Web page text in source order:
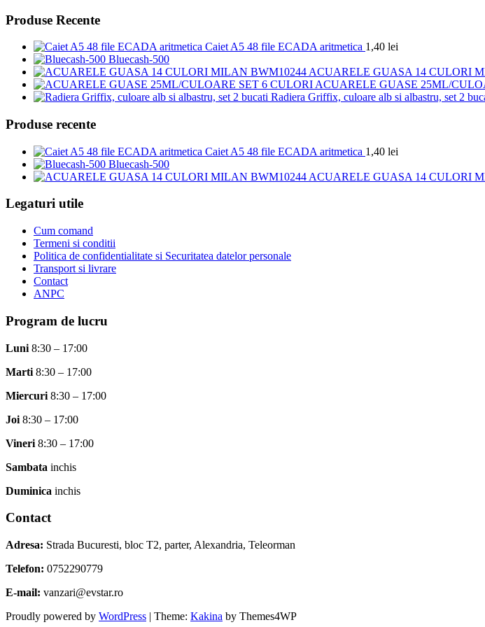
Produse Recente
Caiet A5 48 file ECADA aritmetica 1,40 lei
Bluecash-500
ACUARELE GUASA 14 CULORI
ACUARELE GUASE 25ML/
Radiera Griffix, culoare alb si albastru, set 2
Produse recente
Caiet A5 48 file ECADA aritmetica 1,40 lei
Bluecash-500
ACUARELE GUASA 14 CULORI
Legaturi utile
Cum comand
Termeni si conditii
Politica de confidentialitate si Securitatea datelor personale
Transport si livrare
Contact
ANPC
Program de lucru
Luni 8:30 – 17:00
Marti 8:30 – 17:00
Miercuri 8:30 – 17:00
Joi 8:30 – 17:00
Vineri 8:30 – 17:00
Sambata inchis
Duminica inchis
Contact
Adresa: Strada Bucuresti, bloc T2, parter, Alexandria, Teleorman
Telefon: 0752290779
E-mail: vanzari@evstar.ro
Proudly powered by WordPress | Theme: Kakina by Themes4WP